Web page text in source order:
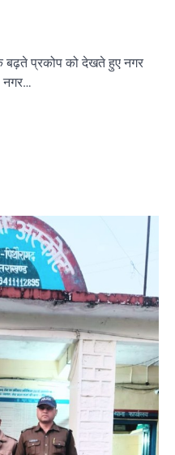
बढ़ते प्रकोप को देखते हुए नगर
नगर…